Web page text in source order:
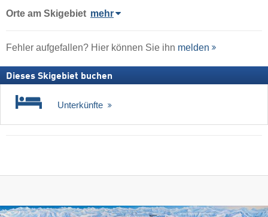
Orte am Skigebiet mehr
Fehler aufgefallen? Hier können Sie ihn melden
Dieses Skigebiet buchen
Unterkünfte